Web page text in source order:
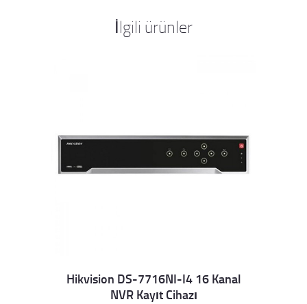
İlgili ürünler
Details
Hikvision DS-7716NI-I4 16 Kanal
NVR Kayıt Cihazı